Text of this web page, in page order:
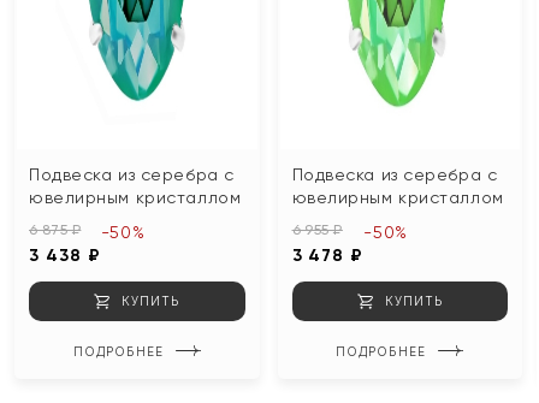
Подвеска из серебра с
ювелирным кристаллом
6 875 ₽
3 438 ₽
-50%
КУПИТЬ
ПОДРОБНЕЕ
Подвеска из серебра с
ювелирным кристаллом
6 955 ₽
3 478 ₽
-50%
КУПИТЬ
ПОДРОБНЕЕ